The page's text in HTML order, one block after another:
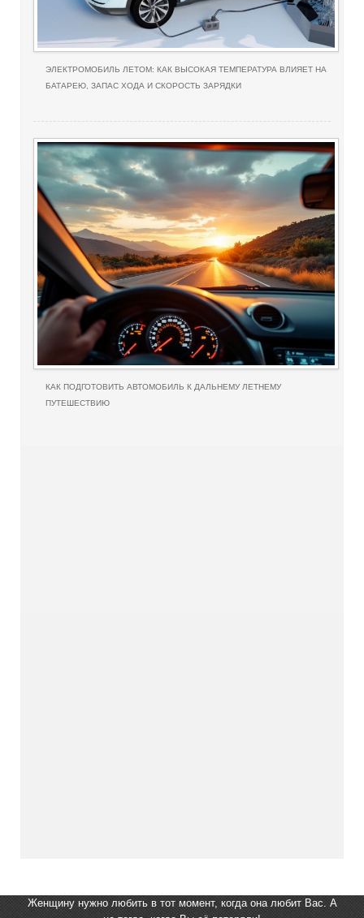
ЭЛЕКТРОМОБИЛЬ ЛЕТОМ: КАК ВЫСОКАЯ ТЕМПЕРАТУРА ВЛИЯЕТ НА
БАТАРЕЮ, ЗАПАС ХОДА И СКОРОСТЬ ЗАРЯДКИ
КАК ПОДГОТОВИТЬ АВТОМОБИЛЬ К ДАЛЬНЕМУ ЛЕТНЕМУ
ПУТЕШЕСТВИЮ
Женщину нужно любить в тот момент, когда она любит Вас. А